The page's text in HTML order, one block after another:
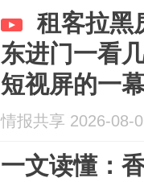
租客拉黑
东进门一看
短视屏的一
情报共享 2026-08-
一文读懂：